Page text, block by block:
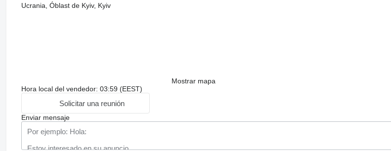
Ucrania, Óblast de Kyiv, Kyiv
Mostrar mapa
Hora local del vendedor: 03:59 (EEST)
Solicitar una reunión
Enviar mensaje